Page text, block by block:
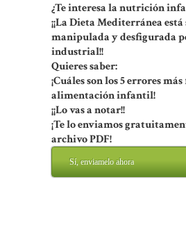
¿Te interesa la nutrición
¡¡La Dieta Mediterránea
manipulada y desfigurada
industrial!!
Quieres saber:
¡Cuáles son los 5 errores
alimentación infantil!
¡¡Lo vas a notar!!
¡Te lo enviamos
archivo PDF!
Sí, enviamelo ahora